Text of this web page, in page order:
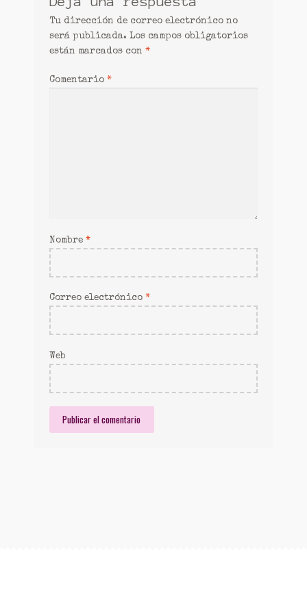
Tu dirección de correo electrónico no
será publicada. Los campos obligatorios
están marcados con *
Comentario *
Nombre *
Correo electrónico *
Web